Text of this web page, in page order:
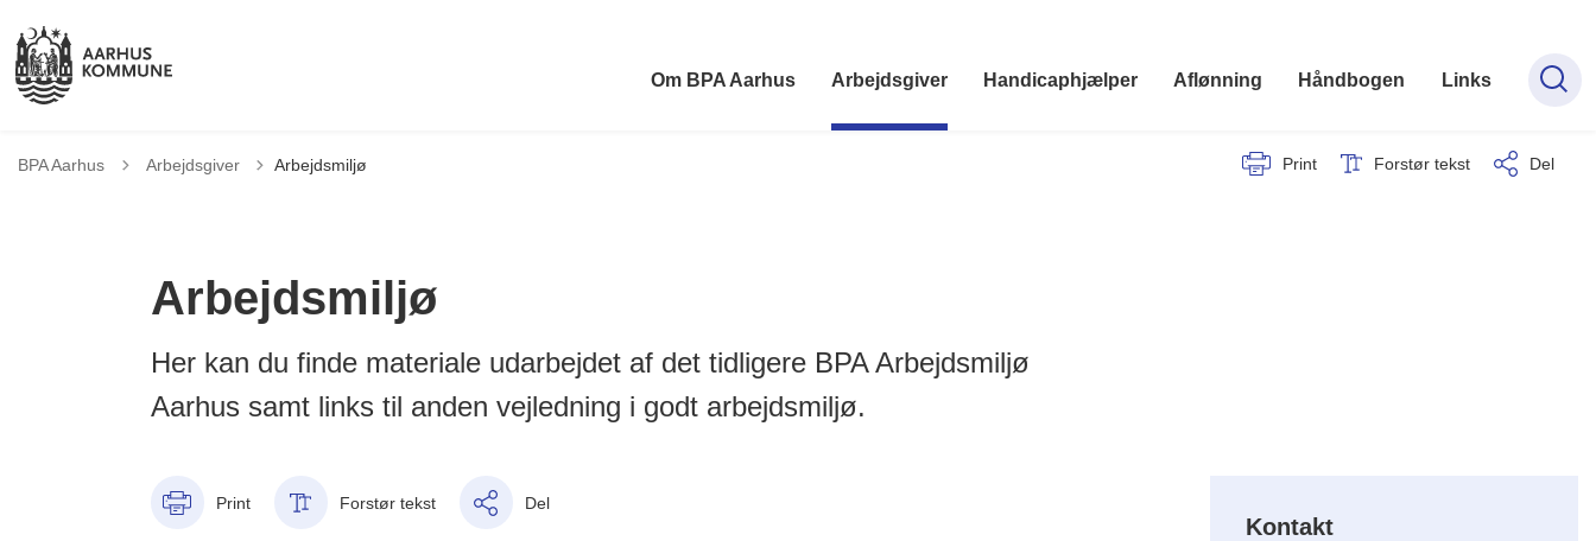
Om BPA Aarhus Arbejdsgiver Handicaphjælper Aflønning Håndbogen Links
BPA Aarhus Tilbage til
Arbejdsgiver Arbejdsmiljø Print Forstør tekst Del
Arbejdsmiljø
Her kan du finde materiale udarbejdet af det tidligere BPA Arbejdsmiljø
Aarhus samt links til anden vejledning i godt arbejdsmiljø.
Print Forstør tekst Del
Kontakt